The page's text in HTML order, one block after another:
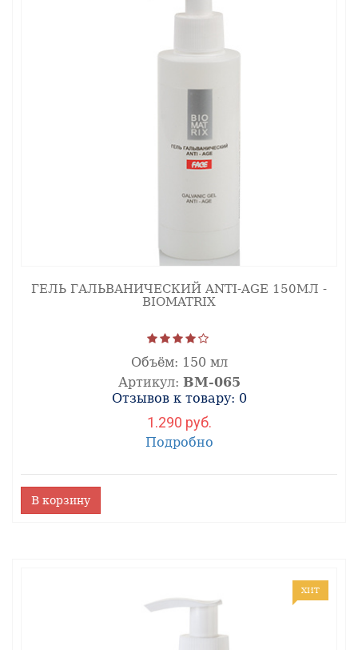
ГЕЛЬ ГАЛЬВАНИЧЕСКИЙ ANTI-AGE 150МЛ -
BIOMATRIX
Объём: 150 мл
Артикул: ВМ-065
Отзывов к товару: 0
1.290 руб.
Подробно
В корзину
ХИТ